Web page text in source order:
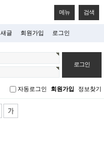
메뉴 검색
새글 회원가입 로그인
자동로그인 회원가입 정보찾기